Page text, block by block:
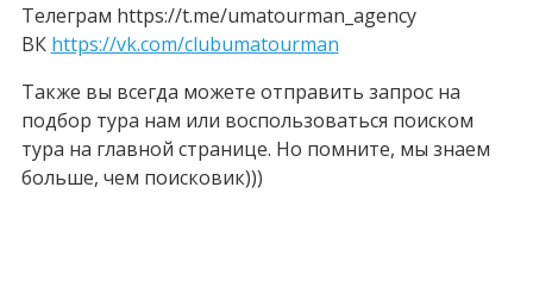
Телеграм https://t.me/umatourman_agency
ВК https://vk.com/clubumatourman
Также вы всегда можете отправить запрос на
подбор тура нам или воспользоваться поиском
тура на главной странице. Но помните, мы знаем
больше, чем поисковик)))